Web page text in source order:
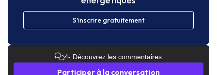
S'inscrire gratuitement
4- Découvrez les commentaires
Participer à la conversation